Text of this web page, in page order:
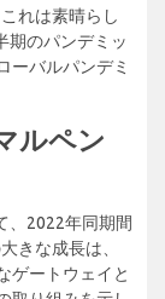
れは素晴らし
期のパンデミッ
ーバルパンデミ
ルペン
、2022年同期間
きな成長は、
ゲートウェイと